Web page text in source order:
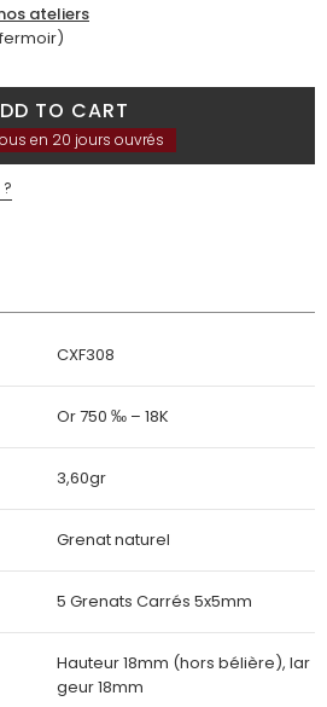
ateliers
TO CART
en 20 jours ouvrés
?
CXF308
Or 750 ‰ – 18K
3,60gr
Grenat naturel
5 Grenats Carrés 5x5mm
Hauteur 18mm (hors bélière), lar
geur 18mm